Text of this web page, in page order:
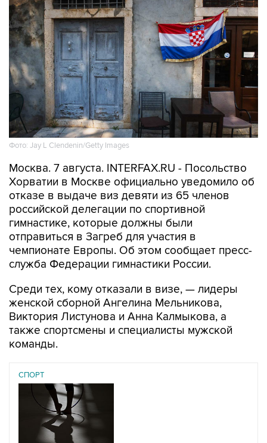
Фото: Jay L Clendenin/Getty Images
Москва. 7 августа. INTERFAX.RU - Посольство
Хорватии в Москве официально уведомило об
отказе в выдаче виз девяти из 65 членов
российской делегации по спортивной
гимнастике, которые должны были
отправиться в Загреб для участия в
чемпионате Европы. Об этом сообщает пресс-
служба Федерации гимнастики России.
Среди тех, кому отказали в визе, — лидеры
женской сборной Ангелина Мельникова,
Виктория Листунова и Анна Калмыкова, а
также спортсмены и специалисты мужской
команды.
СПОРТ